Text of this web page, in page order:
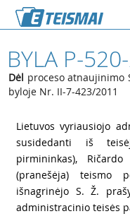
BYLA P-
Dėl proceso atnaujinimo
byloje Nr. II-7-423/2011
Lietuvos vyriausiojo
susidedanti iš
pirmininkas),
(pranešėja) teismo
išnagrinėjo S. Ž.
administracinio teisės